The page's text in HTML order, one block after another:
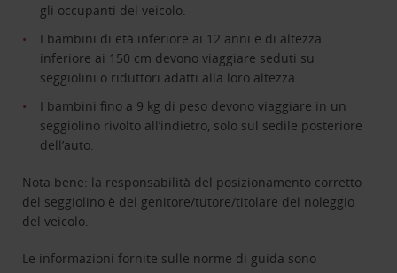
gli occupanti del veicolo.
I bambini di età inferiore ai 12 anni e di altezza
inferiore ai 150 cm devono viaggiare seduti su
seggiolini o riduttori adatti alla loro altezza.
I bambini fino a 9 kg di peso devono viaggiare in un
seggiolino rivolto all’indietro, solo sul sedile posteriore
dell’auto.
Nota bene: la responsabilità del posizionamento corretto
del seggiolino è del genitore/tutore/titolare del noleggio
del veicolo.
Le informazioni fornite sulle norme di guida sono